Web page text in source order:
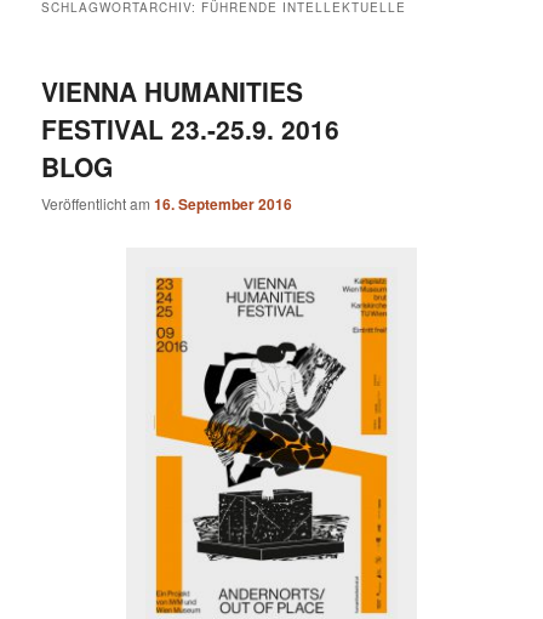
SCHLAGWORTARCHIV: FÜHRENDE INTELLEKTUELLE
VIENNA HUMANITIES
FESTIVAL 23.-25.9. 2016
BLOG
Veröffentlicht am16. September 2016